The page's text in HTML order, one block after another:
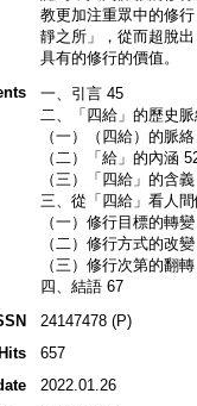
教更加注重眾中的修
靜之所」，從而超脫
具有的修行的價值。
一、引言 45
二、「四給」的歷史
（一）（四給）的脈
（二）「給」的內涵
（三）「四給」的含
三、從「四給」看人
（一）修行目標的轉
（二）修行方式的改
（三）修行次第的翻
四、結語 67
24147478 (P)
Hits
657
2022.01.26